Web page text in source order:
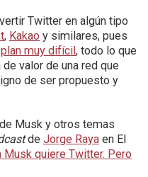
Twitter en algún tipo
, Kakao y similares, pues
muy difícil , todo lo que
valor de una red que
de ser propuesto y
Musk y otros temas
de Jorge Raya en El
Musk quiere Twitter. Pero